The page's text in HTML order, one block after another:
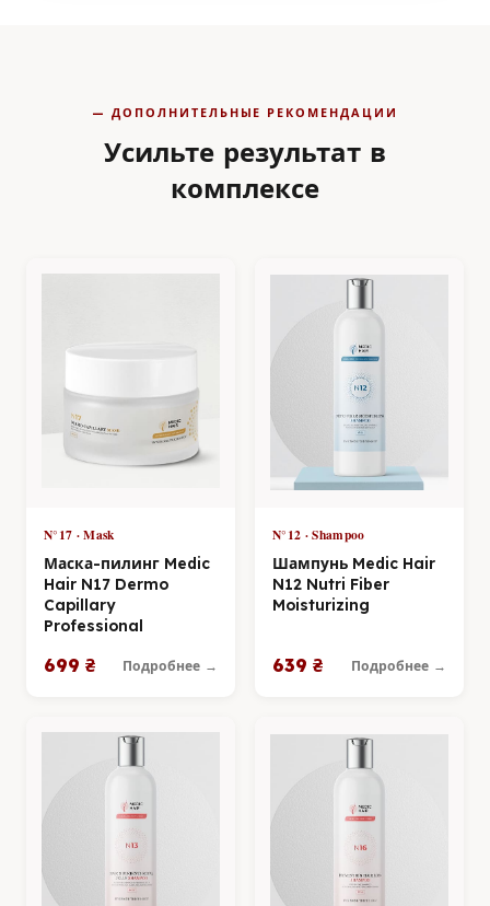
— ДОПОЛНИТЕЛЬНЫЕ РЕКОМЕНДАЦИИ
Усильте результат в
комплексе
N°17 · Mask
Маска-пилинг Medic
Hair N17 Dermo
Capillary
Professional
699 ₴ Подробнее →
N°12 · Shampoo
Шампунь Medic Hair
N12 Nutri Fiber
Moisturizing
639 ₴ Подробнее →